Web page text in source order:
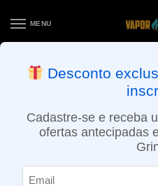
MENU
ENTREGA NO MESMO DIA EM
APROVADOS ATÉ
Desconto
Cadastre-se e receba
ofertas antecipadas